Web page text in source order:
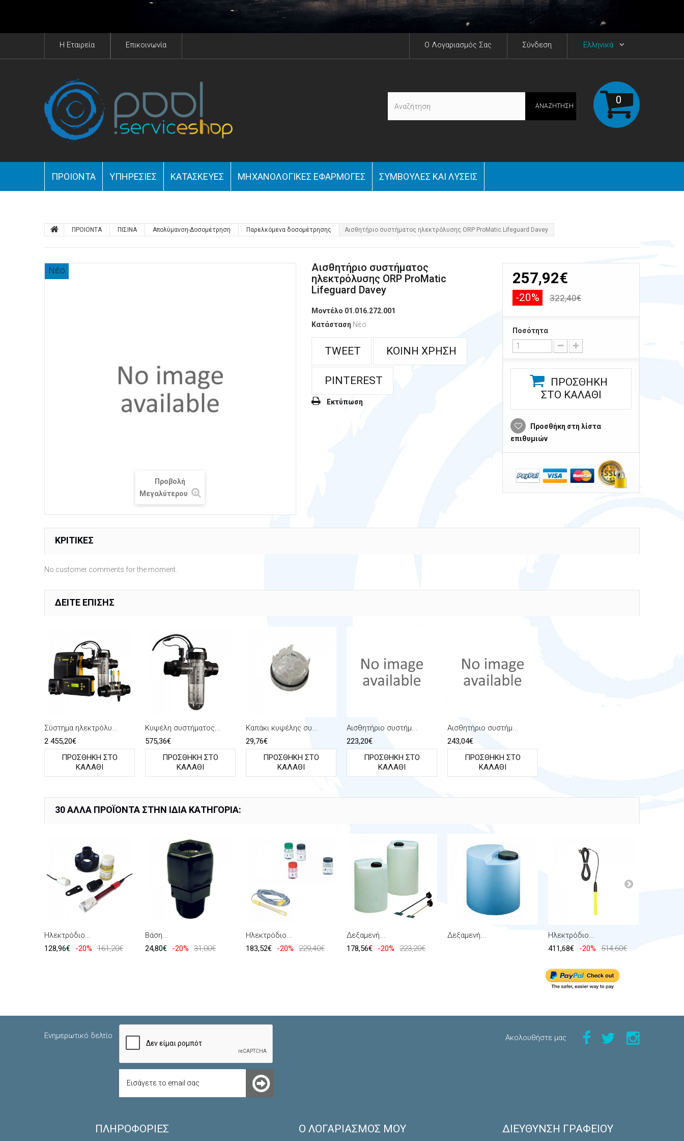
H Eταιρεία Επικοινωνία Ελληνικά
Σύνδεση
O Λογαριασμός Σας
0
ΑΝΑΖΉΤΗΣΗ
ΠΡΟΙΟΝΤΑ YΠΗΡΕΣΊΕΣ ΚΑΤΑΣΚΕΥΈΣ ΜΗΧΑΝΟΛΟΓΙΚΈΣ ΕΦΑΡΜΟΓΈΣ ΣΥΜΒΟΥΛΈΣ ΚΑΙ ΛΎΣΕΙΣ
ΠΡΟΙΟΝΤΑ ΠΙΣΙΝΑ Απολύμανση-Δοσομέτρηση Παρελκόμενα δοσομέτρησης Αισθητήριο συστήματος ηλεκτρόλυσης ORP ProMatic Lifeguard Davey
Νέο
Προβολή
Μεγαλύτερου
Αισθητήριο συστήματος
ηλεκτρόλυσης ORP ProMatic
Lifeguard Davey
Μοντέλο 01.016.272.001
Κατάσταση Νέο
TWEET ΚΟΙΝΉ ΧΡΉΣΗ
PINTEREST
Εκτύπωση
257,92€
-20% 322,40€
Ποσότητα
ΠΡΟΣΘΉΚΗ
ΣΤΟ ΚΑΛΆΘΙ
Προσθήκη στη λίστα
επιθυμιών
ΚΡΙΤΙΚΈΣ
No customer comments for the moment.
ΔΕΊΤΕ ΕΠΊΣΗΣ
Σύστημα ηλεκτρόλυ...
2 455,20€
ΠΡΟΣΘΉΚΗ ΣΤΟ
ΚΑΛΆΘΙ
Κυψέλη συστήματος...
575,36€
ΠΡΟΣΘΉΚΗ ΣΤΟ
ΚΑΛΆΘΙ
Καπάκι κυψέλης συ...
29,76€
ΠΡΟΣΘΉΚΗ ΣΤΟ
ΚΑΛΆΘΙ
Αισθητήριο συστήμ...
223,20€
ΠΡΟΣΘΉΚΗ ΣΤΟ
ΚΑΛΆΘΙ
Αισθητήριο συστήμ...
243,04€
ΠΡΟΣΘΉΚΗ ΣΤΟ
ΚΑΛΆΘΙ
30 ΆΛΛΑ ΠΡΟΪΌΝΤΑ ΣΤΗΝ ΊΔΙΑ ΚΑΤΗΓΟΡΊΑ:
Ηλεκτρόδιο...
128,96€
-20% 161,20€
Βάση...
24,80€
-20% 31,00€
Ηλεκτρόδιο...
183,52€
-20% 229,40€
Δεξαμενή...
178,56€
-20% 223,20€
Δεξαμενή...
Ηλεκτρόδιο...
411,68€
-20% 514,60€
Ενημερωτικό δελτίο Aκολουθήστε μας
ΠΛΗΡΟΦΟΡΊΕΣ Ο ΛΟΓΑΡΙΑΣΜΌΣ ΜΟΥ ΔΙΕΎΘΥΝΣΗ ΓΡΑΦΕΊΟΥ